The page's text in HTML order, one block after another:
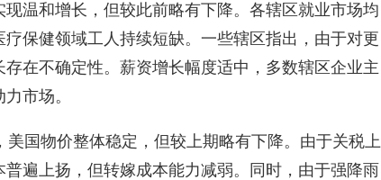
温和增长，但较此前略有下降。各辖区就业市场均
保健领域工人持续短缺。一些辖区指出，由于对更
在不确定性。薪资增长幅度适中，多数辖区企业主
市场。
国物价整体稳定，但较上期略有下降。由于关税上
遍上扬，但转嫁成本能力减弱。同时，由于强降雨